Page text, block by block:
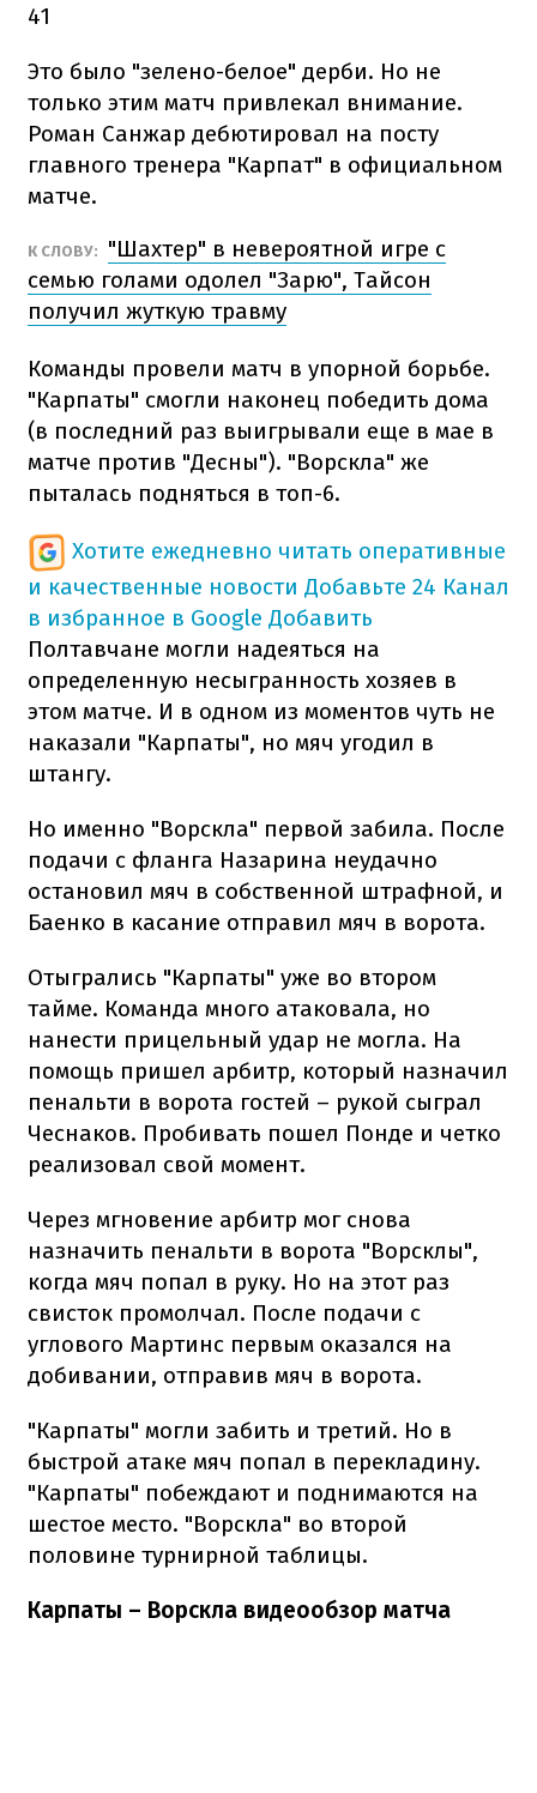
41
Это было "зелено-белое" дерби. Но не
только этим матч привлекал внимание.
Роман Санжар дебютировал на посту
главного тренера "Карпат" в официальном
матче.
К СЛОВУ:
"Шахтер" в невероятной игре с
семью голами одолел "Зарю", Тайсон
получил жуткую травму
Команды провели матч в упорной борьбе.
"Карпаты" смогли наконец победить дома
(в последний раз выигрывали еще в мае в
матче против "Десны"). "Ворскла" же
пыталась подняться в топ-6.
Хотите ежедневно читать оперативные
и качественные новости Добавьте 24 Канал
в избранное в Google Добавить
Полтавчане могли надеяться на
определенную несыгранность хозяев в
этом матче. И в одном из моментов чуть не
наказали "Карпаты", но мяч угодил в
штангу.
Но именно "Ворскла" первой забила. После
подачи с фланга Назарина неудачно
остановил мяч в собственной штрафной, и
Баенко в касание отправил мяч в ворота.
Отыгрались "Карпаты" уже во втором
тайме. Команда много атаковала, но
нанести прицельный удар не могла. На
помощь пришел арбитр, который назначил
пенальти в ворота гостей – рукой сыграл
Чеснаков. Пробивать пошел Понде и четко
реализовал свой момент.
Через мгновение арбитр мог снова
назначить пенальти в ворота "Ворсклы",
когда мяч попал в руку. Но на этот раз
свисток промолчал. После подачи с
углового Мартинс первым оказался на
добивании, отправив мяч в ворота.
"Карпаты" могли забить и третий. Но в
быстрой атаке мяч попал в перекладину.
"Карпаты" побеждают и поднимаются на
шестое место. "Ворскла" во второй
половине турнирной таблицы.
Карпаты – Ворскла видеообзор матча